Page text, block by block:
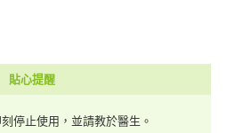
貼心提醒
停止使用，並請教於醫生。